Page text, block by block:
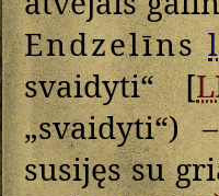
Endzelīns
svaidyti“ [
„svaidyti“)
susijęs su